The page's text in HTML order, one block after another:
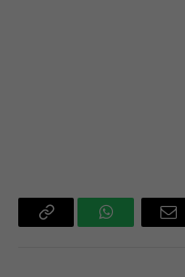
البريد
واتساب Copy